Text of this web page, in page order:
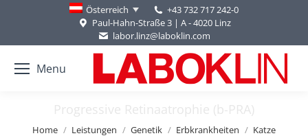
Österreich
+43 732 717 242-0
Paul-Hahn-Straße 3 | A - 4020 Linz
labor.linz@laboklin.com
Menu
Progressive Retinaatrophie (b-PRA)
You are here:
Home Leistungen Genetik Erbkrankheiten
Katze